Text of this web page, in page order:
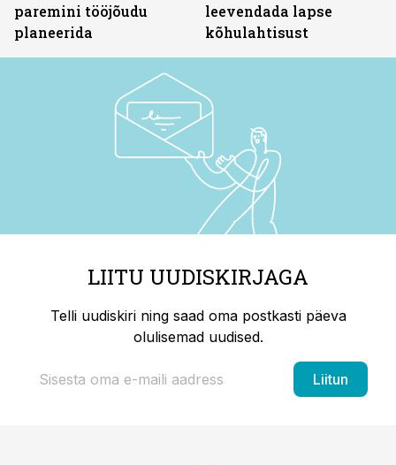
paremini tööjõudu
planeerida
leevendada lapse
kõhulahtisust
LIITU UUDISKIRJAGA
Telli uudiskiri ning saad oma postkasti päeva
olulisemad uudised.
Liitun